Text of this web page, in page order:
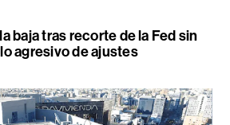
baja tras recorte de la Fed sin
agresivo de ajustes